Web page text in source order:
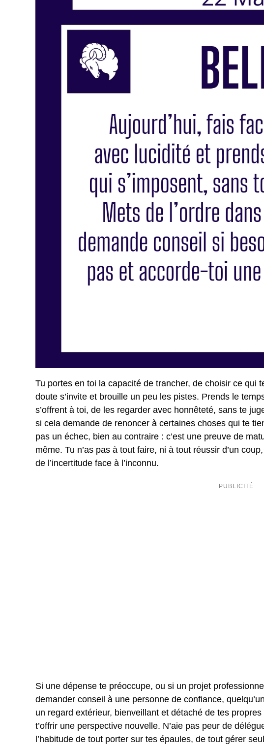
Tu portes en toi la capacité de trancher, de choisir ce qui
doute s’invite et brouille un peu les pistes. Prends le
s’offrent à toi, de les regarder avec honnêteté, sans te
si cela demande de renoncer à certaines choses qui te
pas un échec, bien au contraire : c’est une preuve de
même. Tu n’as pas à tout faire, ni à tout réussir d’un
de l’incertitude face à l’inconnu.
Si une dépense te préoccupe, ou si un projet
demander conseil à une personne de confiance,
un regard extérieur, bienveillant et détaché de tes
t’offrir une perspective nouvelle. N’aie pas peur de
l’habitude de tout porter sur tes épaules, de tout gérer